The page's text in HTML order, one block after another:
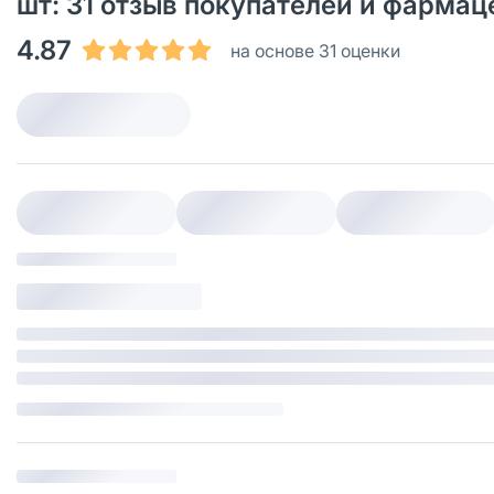
4.87
на основе 31 оценки